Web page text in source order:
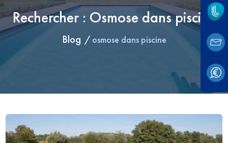
Rechercher : Osmose dans piscine
Blog osmose dans piscine